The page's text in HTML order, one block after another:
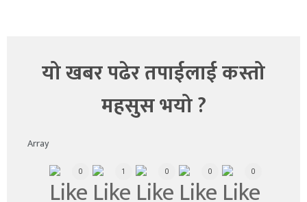
यो खबर पढेर तपाईलाई कस्तो
महसुस भयो ?
Array
0 1 0 0 0